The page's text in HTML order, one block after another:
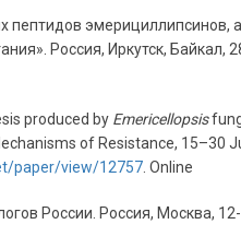
эмерициллипсинов,
Россия, Иркутск, Байкал,
produced by Emericellopsis
of Resistance, 15–30
paper/view/12757 . Online
России. Россия, Москва,